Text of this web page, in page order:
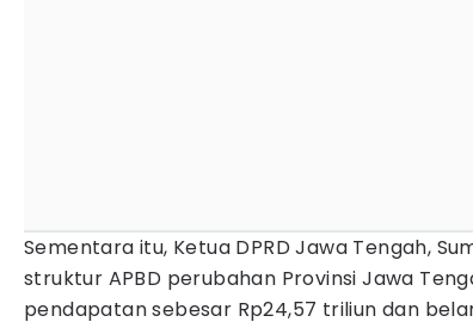
Sementara itu, Ketua DPRD Jawa Tengah,
struktur APBD perubahan Provinsi Jawa
pendapatan sebesar Rp24,57 triliun dan